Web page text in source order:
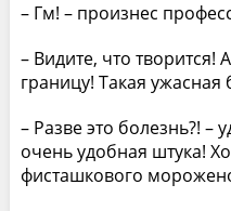
– Гм! – произнес
– Видите, что творится!
границу! Такая ужасная
– Разве это болезнь?! –
очень удобная штука!
фисташкового